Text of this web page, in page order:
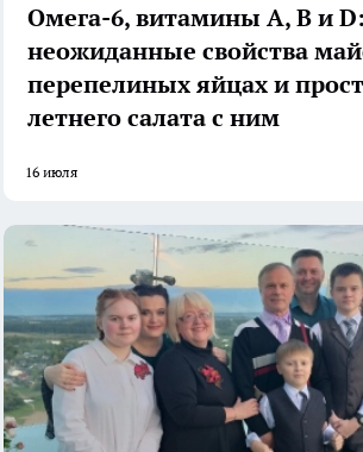
Омега-6, витамины А, В и D:
неожиданные свойства
перепелиных яйцах и
летнего салата с ним
16 июля